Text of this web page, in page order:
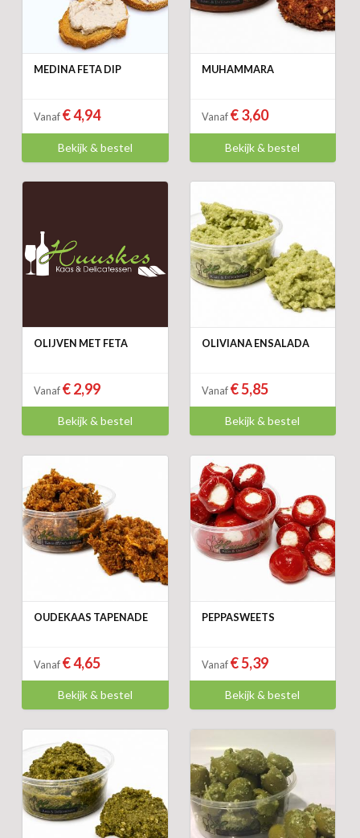
MEDINA FETA DIP
Vanaf € 4,94
Bekijk & bestel
MUHAMMARA
Vanaf € 3,60
Bekijk & bestel
OLIJVEN MET FETA
Vanaf € 2,99
Bekijk & bestel
OLIVIANA ENSALADA
Vanaf € 5,85
Bekijk & bestel
OUDEKAAS TAPENADE
Vanaf € 4,65
Bekijk & bestel
PEPPASWEETS
Vanaf € 5,39
Bekijk & bestel